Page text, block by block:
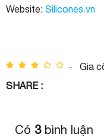
Website: Silicones.vn
-
Gia
SHARE :
Có 3bình luận